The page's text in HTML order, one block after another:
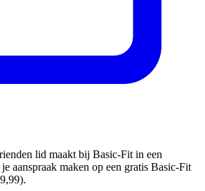
lid maakt bij Basic-Fit in een
aanspraak maken op een gratis Basic-Fit